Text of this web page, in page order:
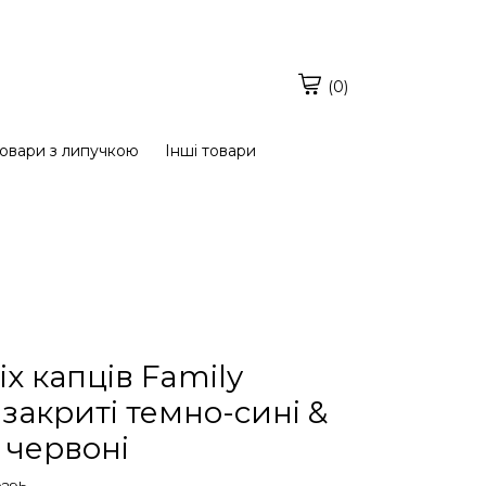
(0)
з липучкою Інші товари
капців Family
темно-сині &